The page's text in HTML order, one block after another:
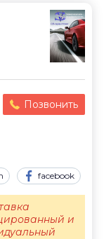
Позвонить
facebook
и